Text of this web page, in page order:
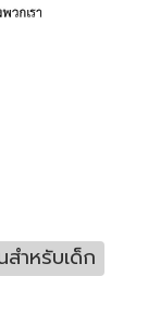
สำหรับเด็ก